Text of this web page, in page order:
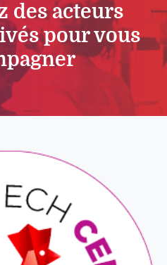
des acteurs
pour vous